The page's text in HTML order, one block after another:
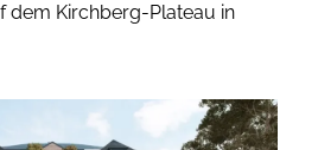
dem Kirchberg-Plateau in